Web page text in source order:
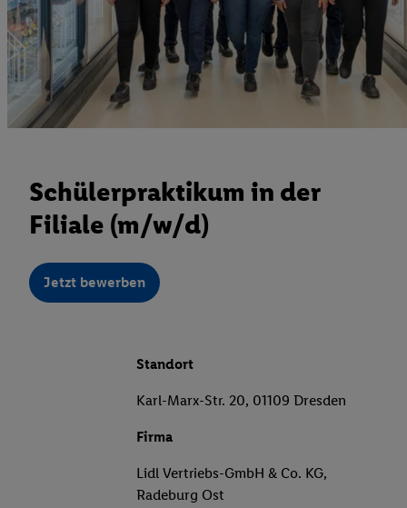
Schülerpraktikum in der
Filiale (m/w/d)
Jetzt bewerben
Standort
Karl-Marx-Str. 20, 01109 Dresden
Firma
Lidl Vertriebs-GmbH & Co. KG,
Radeburg Ost